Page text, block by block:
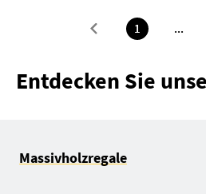
1 ...
Entdecken Sie
Massivholzregale